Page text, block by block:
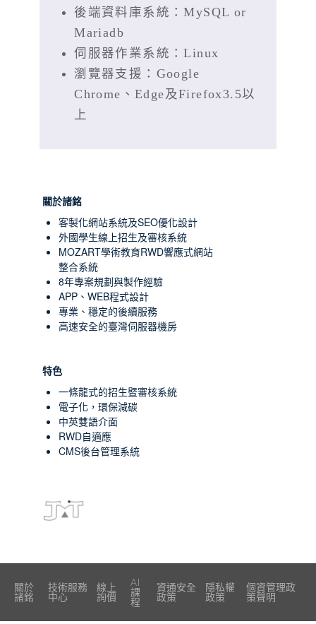
後端資料庫系統：MySQL or
Mariadb
伺服器作業系統：Linux
瀏覽器支援：Google
Chrome、Edge及Firefox3.5以
上
關於諸銘
客製化網站系統及SEO優化設計
外國學生線上招生及審核系統
MOZART學術教育RWD響應式網站
整合系統
8年專案規劃與製作經驗
APP、WEB程式設計
專業、穩定的後續服務
高速安全的臺灣伺服器機房
特色
一條龍式的招生暨審核系統
電子化，環保減碳
中英雙語介面
RWD自適應
CMS後台管理系統
關於
諸銘
技術服務
中心
線上
詢價
AI
課
程
資通安全
政策
隱私權
政策
個資管理政
策聲明